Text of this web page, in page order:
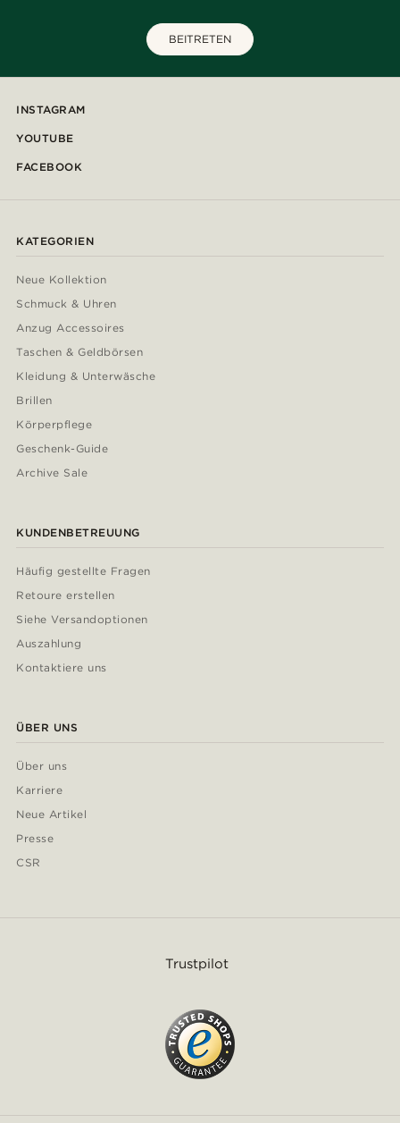
BEITRETEN
INSTAGRAM
YOUTUBE
FACEBOOK
KATEGORIEN
Neue Kollektion
Schmuck & Uhren
Anzug Accessoires
Taschen & Geldbörsen
Kleidung & Unterwäsche
Brillen
Körperpflege
Geschenk-Guide
Archive Sale
KUNDENBETREUUNG
Häufig gestellte Fragen
Retoure erstellen
Siehe Versandoptionen
Auszahlung
Kontaktiere uns
ÜBER UNS
Über uns
Karriere
Neue Artikel
Presse
CSR
Trustpilot